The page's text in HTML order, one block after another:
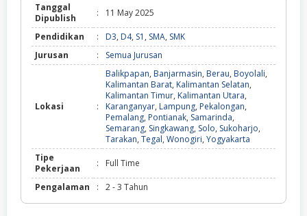
Tanggal
Dipublish
: 11 May 2025
Pendidikan : D3, D4, S1 , SMA, SMK
Jurusan
: Semua Jurusan
Lokasi :
Balikpapan, Banjarmasin, Berau, Boyolali,
Kalimantan Barat, Kalimantan Selatan,
Kalimantan Timur, Kalimantan Utara,
Karanganyar, Lampung, Pekalongan,
Pemalang, Pontianak, Samarinda,
Semarang, Singkawang, Solo, Sukoharjo,
Tarakan, Tegal, Wonogiri, Yogyakarta
Tipe
Pekerjaan
: Full Time
Pengalaman : 2 - 3 Tahun